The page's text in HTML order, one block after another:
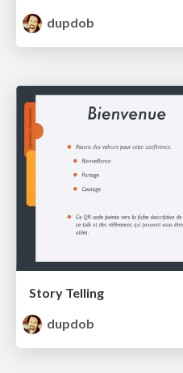
dupdob
Story Telling
dupdob